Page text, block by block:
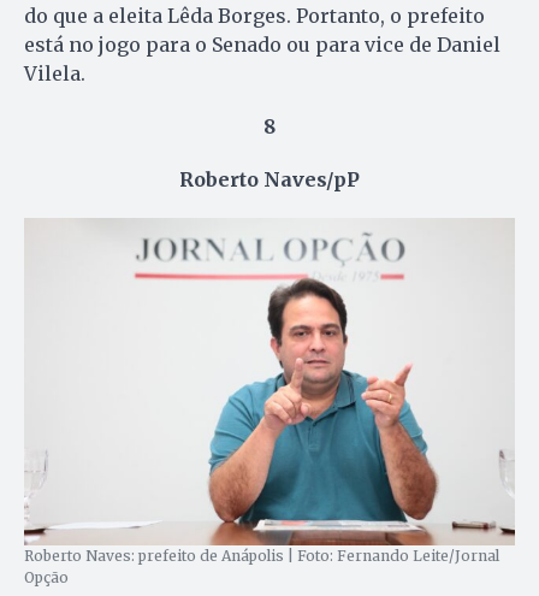
do que a eleita Lêda Borges. Portanto, o prefeito
está no jogo para o Senado ou para vice de Daniel
Vilela.
8
Roberto Naves/pP
Roberto Naves: prefeito de Anápolis | Foto: Fernando Leite/Jornal
Opção